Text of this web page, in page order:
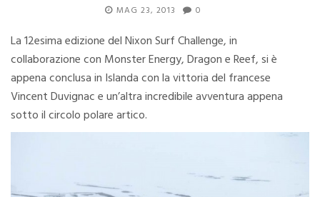
MAG 23, 2013 0
La 12esima edizione del Nixon Surf Challenge, in
collaborazione con Monster Energy, Dragon e Reef, si è
appena conclusa in Islanda con la vittoria del francese
Vincent Duvignac e un’altra incredibile avventura appena
sotto il circolo polare artico.